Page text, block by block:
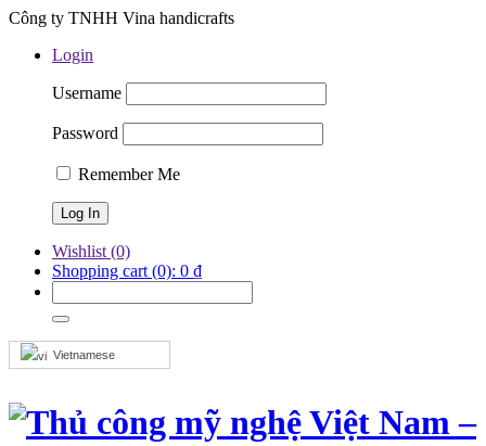
Công ty TNHH Vina handicrafts
Login
Username
Password
Remember Me
Wishlist (0)
Shopping cart (0): 0 ₫
Vietnamese